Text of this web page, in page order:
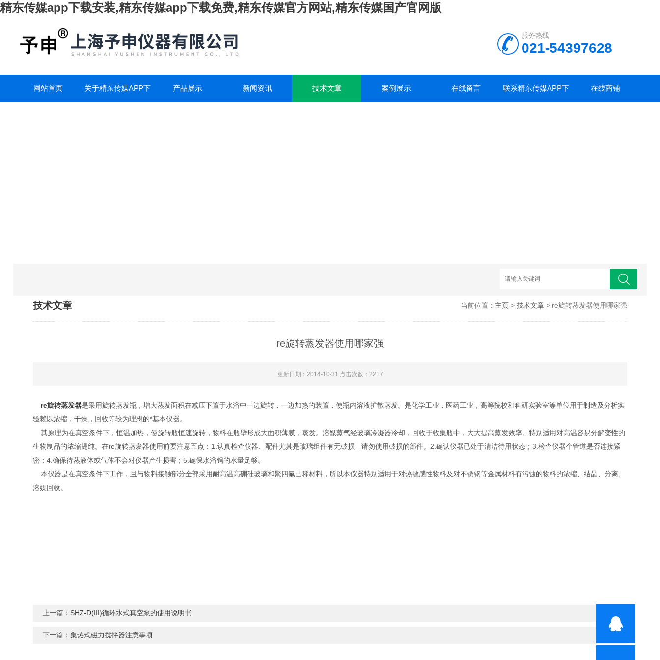
精东传媒app下载安装,精东传媒app下载免费,精东传媒官方网站,精东传媒国产官网版
服务热线
021-54397628
网站首页 关于精东传媒APP下 产品展示 新闻资讯 技术文章 案例展示 在线留言 联系精东传媒APP下 在线商铺
技术文章 当前位置： 主页> 技术文章> re旋转蒸发器使用哪家强
re旋转蒸发器使用哪家强
更新日期：2014-10-31 点击次数：2217
re旋转蒸发器是采用旋转蒸发瓶，增大蒸发面积在减压下置于水浴中一边旋转，一边加热的装置，使瓶内溶液扩散蒸发。是化学工业，医药工业，高等院校和科研实验室等单位用于制造及分析实
验赖以浓缩，干燥，回收等较为理想的*基本仪器。
其原理为在真空条件下，恒温加热，使旋转瓶恒速旋转，物料在瓶壁形成大面积薄膜，蒸发。溶媒蒸气经玻璃冷凝器冷却，回收于收集瓶中，大大提高蒸发效率。特别适用对高温容易分解变性的
生物制品的浓缩提纯。在re旋转蒸发器使用前要注意五点：1.认真检查仪器、配件尤其是玻璃组件有无破损，请勿使用破损的部件。2.确认仪器已处于清洁待用状态；3.检查仪器个管道是否连接紧
密；4.确保待蒸液体或气体不会对仪器产生损害；5.确保水浴锅的水量足够。
本仪器是在真空条件下工作，且与物料接触部分全部采用耐高温高硼硅玻璃和聚四氟己稀材料，所以本仪器特别适用于对热敏感性物料及对不锈钢等金属材料有污蚀的物料的浓缩、结晶、分离、
溶媒回收。
上一篇： SHZ-D(III)循环水式真空泵的使用说明书
下一篇：集热式磁力搅拌器注意事项